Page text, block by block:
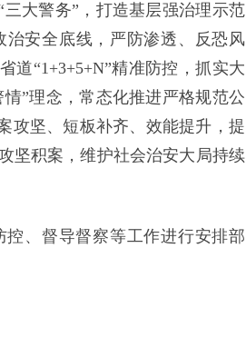
大警务”，打造基层强治理示范
治安全底线，严防渗透、反恐风
道“1+3+5+N”精准防控，抓实大
”理念，常态化推进严格规范公
攻坚、短板补齐、效能提升，提
坚积案，维护社会治安大局持续
、督导督察等工作进行安排部